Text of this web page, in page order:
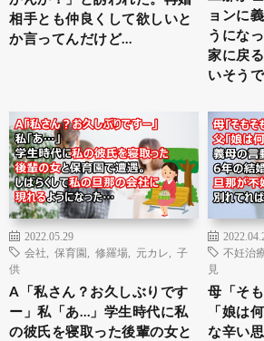
相手とも仲良くして欲しいと
か言ってんだけど…
ョンに
うにな
家に戻
いそう
2022.05.29
会社
保育園 修羅場 元カレ
子
供
A「私さん？お久しぶりです
ー」私「あ…」学生時代に私
の彼氏を寝取った後輩の女と
不妊治
見
母「そ
「娘は
な辛い